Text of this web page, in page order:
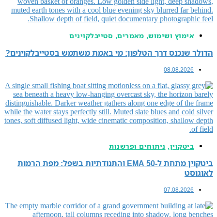
ושימוש,מאמרים,סטייבלקוינים
דרך הטלפון: מי באמת משתמש בסטייבלקוינים?
ניתוחים ופרשנות
ביטקוין מתחת ל-EMA 50 והתנודתיות בשפל: מפת הרמות